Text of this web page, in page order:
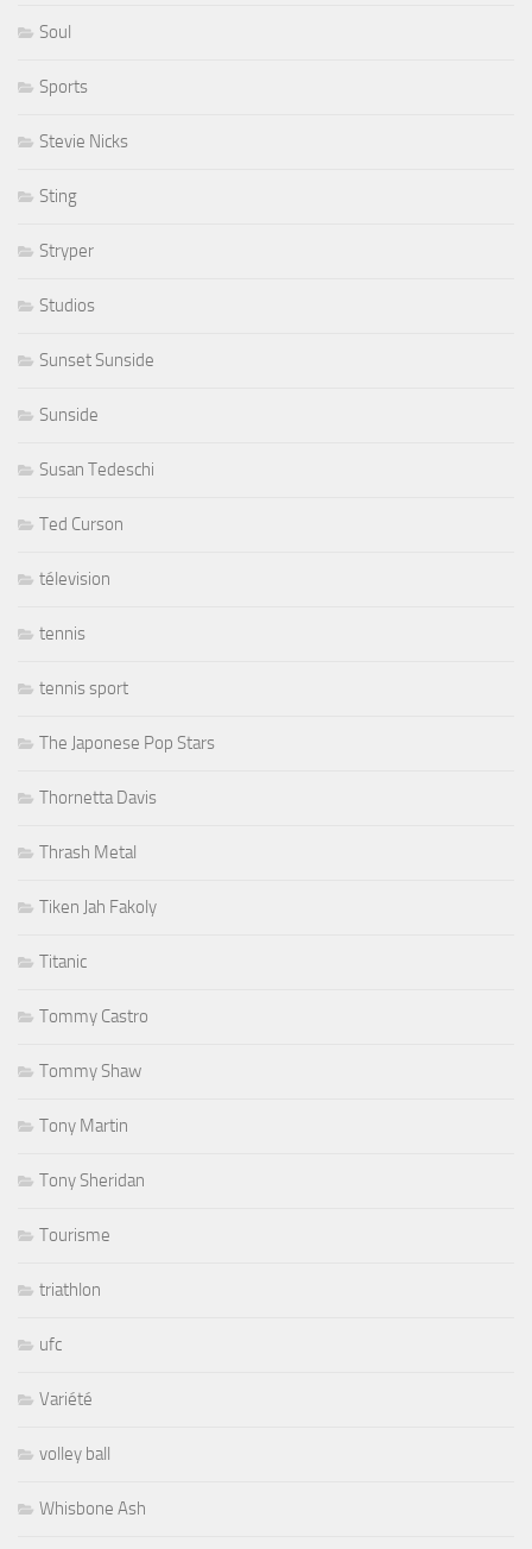
Soul
Sports
Stevie Nicks
Sting
Stryper
Studios
Sunset Sunside
Sunside
Susan Tedeschi
Ted Curson
télevision
tennis
tennis sport
The Japonese Pop Stars
Thornetta Davis
Thrash Metal
Tiken Jah Fakoly
Titanic
Tommy Castro
Tommy Shaw
Tony Martin
Tony Sheridan
Tourisme
triathlon
ufc
Variété
volley ball
Whisbone Ash